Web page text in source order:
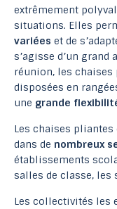
extrêmement
situations. Elles
variées et de
s’agisse d’un
réunion, les
disposées en
une grande
Les chaises
dans de nombreux
établissements
salles de classe, les
Les collectivités les